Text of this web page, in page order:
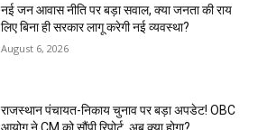
नई जन आवास नीति पर बड़ा सवाल, क्या जनता की राय
लिए बिना ही सरकार लागू करेगी नई व्यवस्था?
August 6, 2026
राजस्थान पंचायत-निकाय चुनाव पर बड़ा अपडेट! OBC